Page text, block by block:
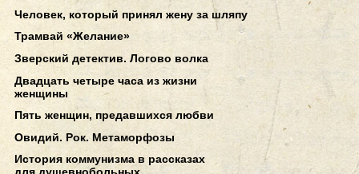
Человек, который принял жену за шляпу
Трамвай «Желание»
Зверский детектив. Логово волка
Двадцать четыре часа из жизни
женщины
Пять женщин, предавшихся любви
Овидий. Рок. Метаморфозы
История коммунизма в рассказах